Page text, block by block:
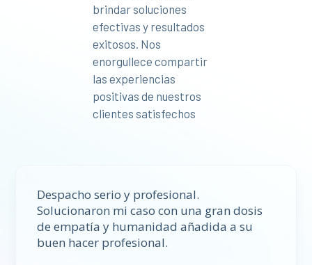
brindar soluciones
efectivas y resultados
exitosos. Nos
enorgullece compartir
las experiencias
positivas de nuestros
clientes satisfechos
Despacho serio y profesional.
Solucionaron mi caso con una gran dosis
de empatía y humanidad añadida a su
buen hacer profesional.